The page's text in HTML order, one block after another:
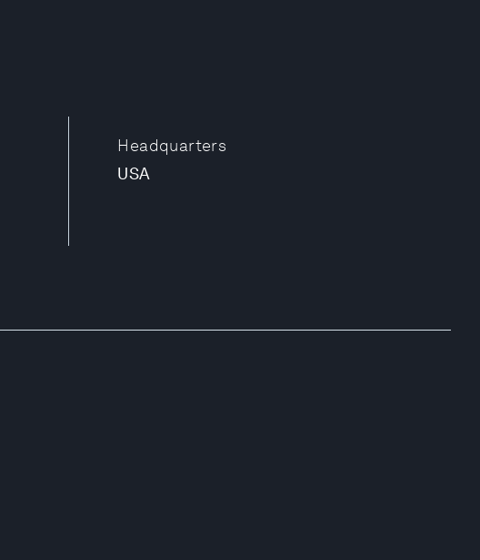
Headquarters
USA